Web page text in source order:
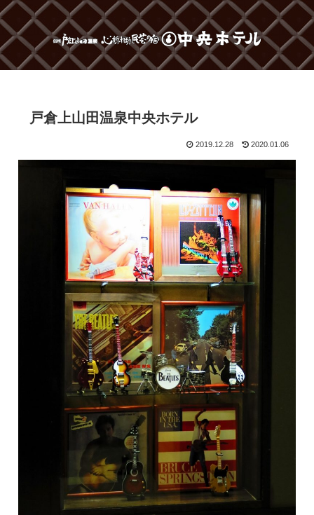
戸倉上山田温泉中央ホテル
2019.12.28 2020.01.06